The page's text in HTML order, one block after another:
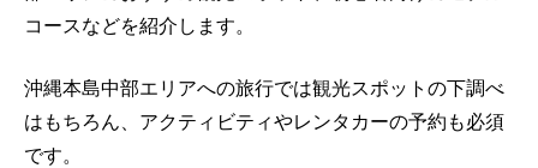
コースなどを紹介します。
沖縄本島中部エリアへの旅行では観光スポットの下調べ
はもちろん、アクティビティやレンタカーの予約も必須
です。